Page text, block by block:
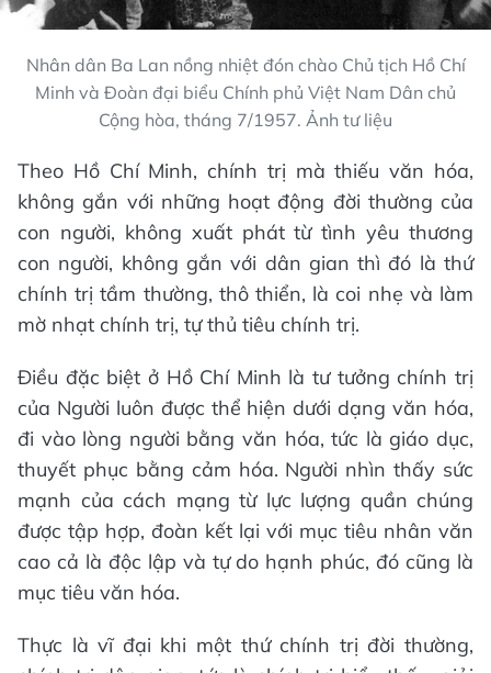
Nhân dân Ba Lan nồng nhiệt đón chào Chủ tịch Hồ Chí
Minh và Đoàn đại biểu Chính phủ Việt Nam Dân chủ
Cộng hòa, tháng 7/1957. Ảnh tư liệu
Theo Hồ Chí Minh, chính trị mà thiếu văn hóa,
không gắn với những hoạt động đời thường của
con người, không xuất phát từ tình yêu thương
con người, không gắn với dân gian thì đó là thứ
chính trị tầm thường, thô thiển, là coi nhẹ và làm
mờ nhạt chính trị, tự thủ tiêu chính trị.
Điều đặc biệt ở Hồ Chí Minh là tư tưởng chính trị
của Người luôn được thể hiện dưới dạng văn hóa,
đi vào lòng người bằng văn hóa, tức là giáo dục,
thuyết phục bằng cảm hóa. Người nhìn thấy sức
mạnh của cách mạng từ lực lượng quần chúng
được tập hợp, đoàn kết lại với mục tiêu nhân văn
cao cả là độc lập và tự do hạnh phúc, đó cũng là
mục tiêu văn hóa.
Thực là vĩ đại khi một thứ chính trị đời thường,